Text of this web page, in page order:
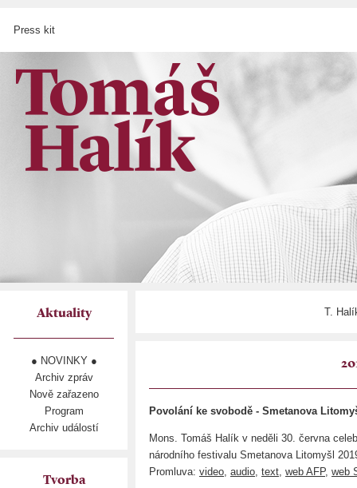
Press kit
Aktuality
● NOVINKY ●
Archiv zpráv
Nově zařazeno
Program
Archiv událostí
Tvorba
T.
Povolání ke svobodě - Smetanova
Mons. Tomáš Halík v neděli 30. června
národního festivalu Smetanova Litomyšl
Promluva: video, audio, text, web AFP, web